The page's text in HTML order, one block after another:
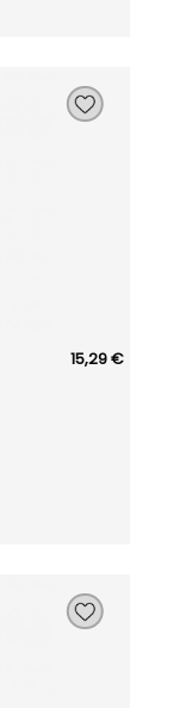
15,29 €